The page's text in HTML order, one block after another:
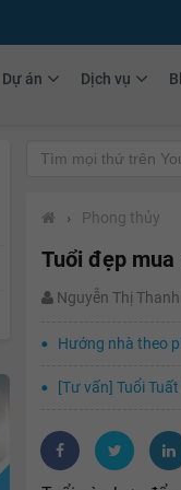
Dự án Dịch vụ
› Phong thủy
Tuổi đẹp mua
Nguyễn Thị
Hướng nhà theo
[Tư vấn] Tuổi